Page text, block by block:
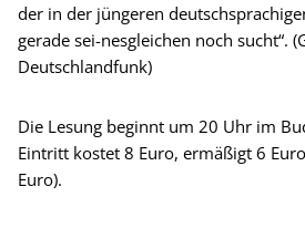
der in der jüngeren
gerade sei-nesgleichen noch sucht“.
Deutschlandfunk)
Die Lesung beginnt um 20 Uhr im
Eintritt kostet 8 Euro, ermäßigt 6
Euro).